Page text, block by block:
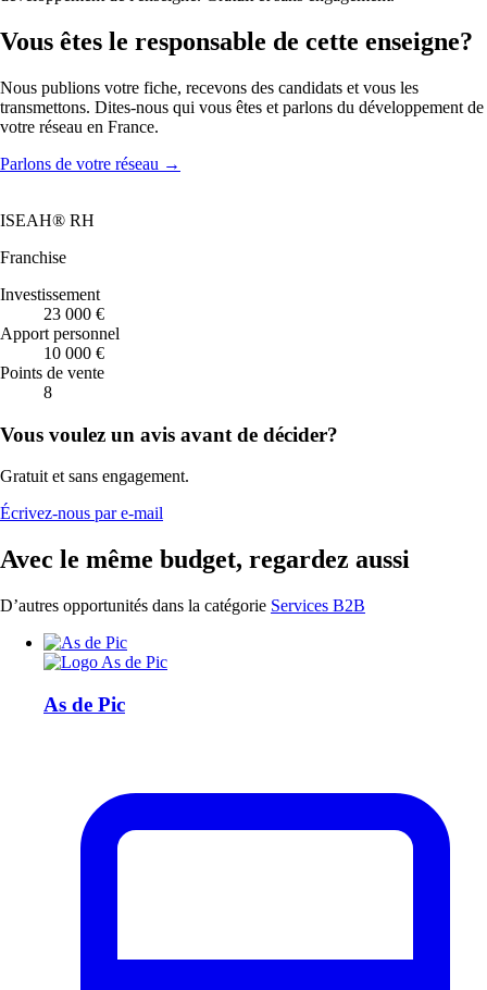
Vous êtes le responsable de cette enseigne?
Nous publions votre fiche, recevons des candidats et vous les
transmettons. Dites-nous qui vous êtes et parlons du développement de
votre réseau en France.
Parlons de votre réseau →
ISEAH® RH
Franchise
Investissement
23 000 €
Apport personnel
10 000 €
Points de vente
8
Vous voulez un avis avant de décider?
Gratuit et sans engagement.
Écrivez-nous par e-mail
Avec le même budget, regardez aussi
D’autres opportunités dans la catégorie Services B2B
As de Pic